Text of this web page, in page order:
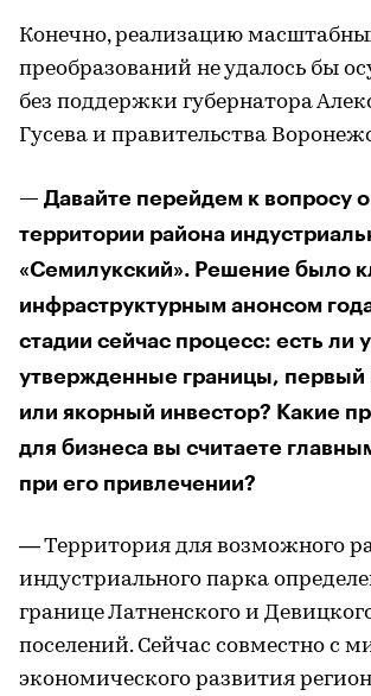
Конечно, реализацию
преобразований не удалось бы
без поддержки губернатора
Гусева и правительства
— Давайте перейдем к вопросу
территории района
«Семилукский». Решение было
инфраструктурным анонсом
стадии сейчас процесс: есть ли
утвержденные границы, первый
или якорный инвестор? Какие
для бизнеса вы считаете
при его привлечении?
— Территория для возможного
индустриального парка
границе Латненского и
поселений. Сейчас совместно с
экономического развития